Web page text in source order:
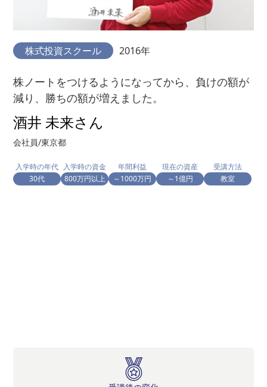
株式投資スクール 2016年
株ノートをつけるようになってから、負けの額が
減り、勝ちの額が増えました。
酒井 未来さん
会社員/東京都
入学時の年代
30代
入学時の資金
800万円以上
年間利益
～1000万円
現在の資産
～1億円
受講方法
教室